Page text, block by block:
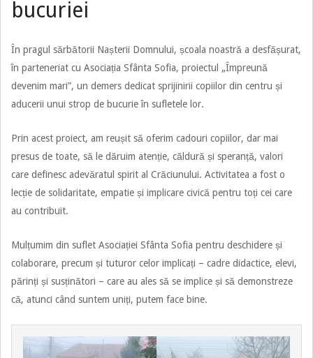
bucuriei
În pragul sărbătorii Nașterii Domnului, școala noastră a desfășurat,
în parteneriat cu Asociația Sfânta Sofia, proiectul „Împreună
devenim mari”, un demers dedicat sprijinirii copiilor din centru și
aducerii unui strop de bucurie în sufletele lor.
Prin acest proiect, am reușit să oferim cadouri copiilor, dar mai
presus de toate, să le dăruim atenție, căldură și speranță, valori
care definesc adevăratul spirit al Crăciunului. Activitatea a fost o
lecție de solidaritate, empatie și implicare civică pentru toți cei care
au contribuit.
Mulțumim din suflet Asociației Sfânta Sofia pentru deschidere și
colaborare, precum și tuturor celor implicați – cadre didactice, elevi,
părinți și susținători – care au ales să se implice și să demonstreze
că, atunci când suntem uniți, putem face bine.